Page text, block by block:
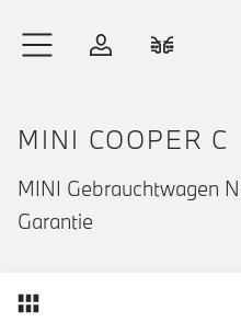
Anmelden
MINI COOPER C
MINI Gebrauchtwagen
Garantie